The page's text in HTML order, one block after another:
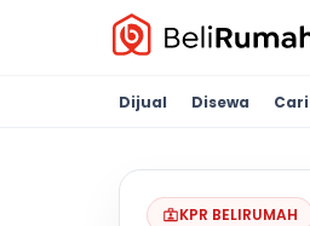
Dijual Disewa
KPR BELIRUMAH